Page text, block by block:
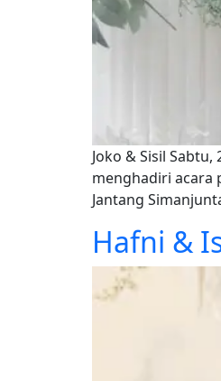
Joko & Sisil
menghadiri acara
Jantang
Hafni &